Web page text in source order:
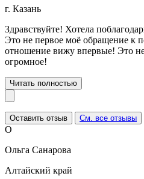
г. Казань
Здравствуйте! Хотела
Это не первое моё обращение к
отношение вижу впервые! Это
огромное!
Читать полностью
Оставить отзыв См. все отзывы
О
Ольга Санарова
Алтайский край